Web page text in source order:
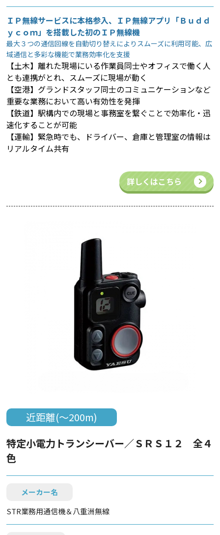
ＩＰ無線サービスに本格参入、ＩＰ無線アプリ「Ｂｕｄｄ
ｙｃｏｍ」を搭載した初のＩＰ無線機
最大３つの通信回線を自動切り替えによりスムーズに利用可能、広
域通信と多彩な機能で業務効率化を支援
【土木】離れた現場にいる作業員同士やオフィスで働く人
とも連携がとれ、スムーズに現場が動く
【空港】グランドスタッフ同士のコミュニケーションなど
重要な業務において高い有効性を発揮
【鉄道】駅構内での現場と事務室を繋ぐことで効率化・迅
速化することが可能
【運輸】緊急時でも、ドライバー、倉庫と管理室の情報は
リアルタイム共有
詳しくはこちら
近距離(～200m)
特定小電力トランシーバー／ＳＲＳ１２ 全４
色
メーカー名
STR業務用通信機＆八重洲無線